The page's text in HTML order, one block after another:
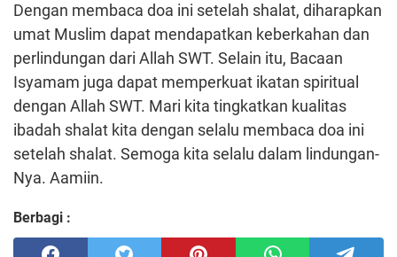
Dengan membaca doa ini setelah shalat, diharapkan
umat Muslim dapat mendapatkan keberkahan dan
perlindungan dari Allah SWT. Selain itu, Bacaan
Isyamam juga dapat memperkuat ikatan spiritual
dengan Allah SWT. Mari kita tingkatkan kualitas
ibadah shalat kita dengan selalu membaca doa ini
setelah shalat. Semoga kita selalu dalam lindungan-
Nya. Aamiin.
Berbagi :